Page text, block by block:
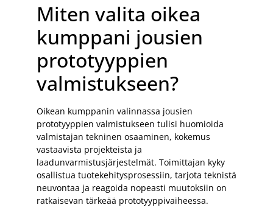
Miten valita oikea
kumppani jousien
prototyyppien
valmistukseen?
Oikean kumppanin valinnassa jousien
prototyyppien valmistukseen tulisi huomioida
valmistajan tekninen osaaminen, kokemus
vastaavista projekteista ja
laadunvarmistusjärjestelmät. Toimittajan kyky
osallistua tuotekehitysprosessiin, tarjota teknistä
neuvontaa ja reagoida nopeasti muutoksiin on
ratkaisevan tärkeää prototyyppivaiheessa.